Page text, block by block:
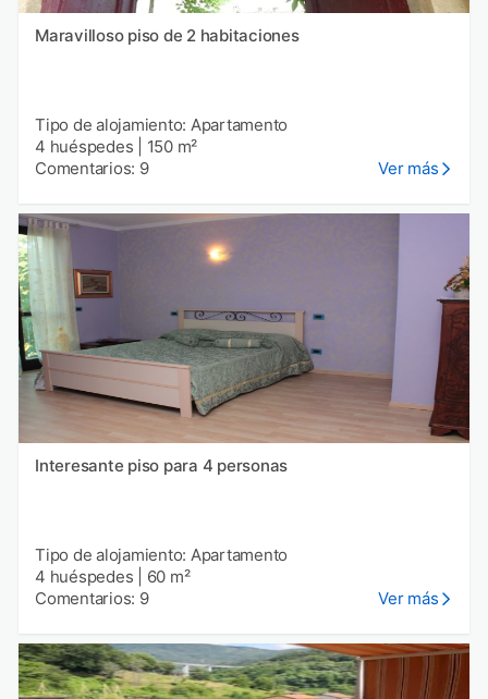
Maravilloso piso de 2 habitaciones
Tipo de alojamiento: Apartamento
4 huéspedes
150 m²
Comentarios: 9
Ver más
Interesante piso para 4 personas
Tipo de alojamiento: Apartamento
4 huéspedes
60 m²
Comentarios: 9
Ver más